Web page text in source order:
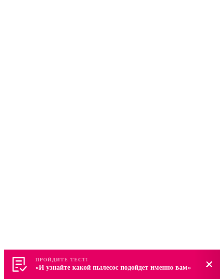
ПРОЙДИТЕ ТЕСТ!
«И узнайте какой пылесос подойдет именно вам»
ПРОЙДИТЕ ТЕСТ!
«И узнайте какой пылесос подойдет именно вам»